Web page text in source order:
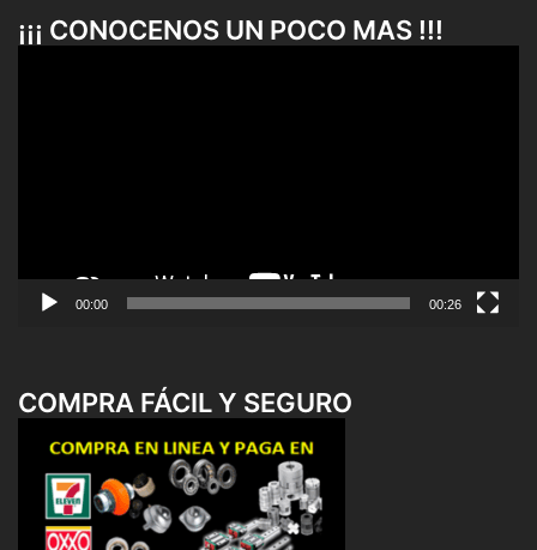
¡¡¡ CONOCENOS UN POCO MAS !!!
00:00 00:26
COMPRA FÁCIL Y SEGURO